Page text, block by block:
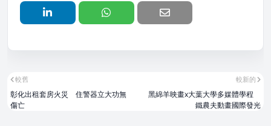
較新的
黑綿羊映畫x大葉大學多媒體學程
鐵農夫動畫國際發光
較舊
彰化出租套房火災 住警器立大功無
傷亡